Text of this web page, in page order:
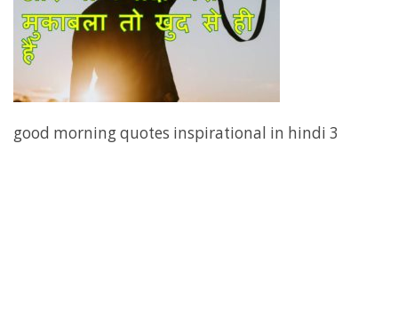
good morning quotes inspirational in hindi 3